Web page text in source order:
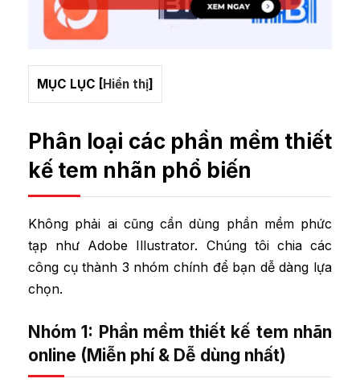
MỤC LỤC [Hiển thị]
Phân loại các phần mềm thiết
kế tem nhãn phổ biến
Không phải ai cũng cần dùng phần mềm phức
tạp như Adobe Illustrator. Chúng tôi chia các
công cụ thành 3 nhóm chính để bạn dễ dàng lựa
chọn.
Nhóm 1: Phần mềm thiết kế tem nhãn
online (Miễn phí & Dễ dùng nhất)